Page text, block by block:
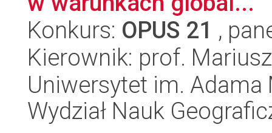
Konkurs: OPUS 21 ,
Kierownik: prof.
Uniwersytet im.
Wydział Nauk